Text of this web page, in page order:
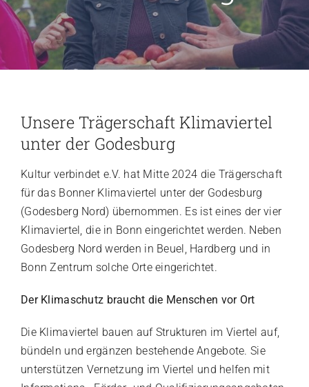
Mitglied werden
Unsere Trägerschaft Klimaviertel
unter der Godesburg
Kultur verbindet e.V. hat Mitte 2024 die Trägerschaft
für das Bonner Klimaviertel unter der Godesburg
(Godesberg Nord) übernommen. Es ist eines der vier
Klimaviertel, die in Bonn eingerichtet werden. Neben
Godesberg Nord werden in Beuel, Hardberg und in
Bonn Zentrum solche Orte eingerichtet.
Der Klimaschutz braucht die Menschen vor Ort
Die Klimaviertel bauen auf Strukturen im Viertel auf,
bündeln und ergänzen bestehende Angebote. Sie
unterstützen Vernetzung im Viertel und helfen mit